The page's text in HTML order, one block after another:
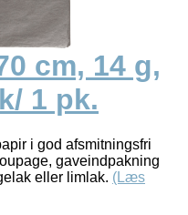
cm, 14 g,
1 pk.
i god afsmitningsfri
gaveindpakning
eller limlak. (Læs